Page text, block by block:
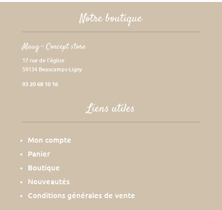
Notre boutique
Maug – Concept store
17 rue de l’église
59134 Beaucamps-Ligny
03 20 68 10 16
Liens utiles
Mon compte
Panier
Boutique
Nouveautés
Conditions générales de vente